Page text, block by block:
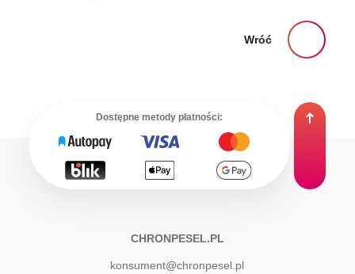
Wróć
Dostępne metody płatności:
CHRONPESEL.PL
konsument@chronpesel.pl